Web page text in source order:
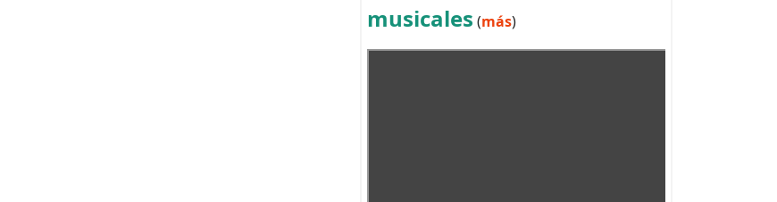
musicales (más)